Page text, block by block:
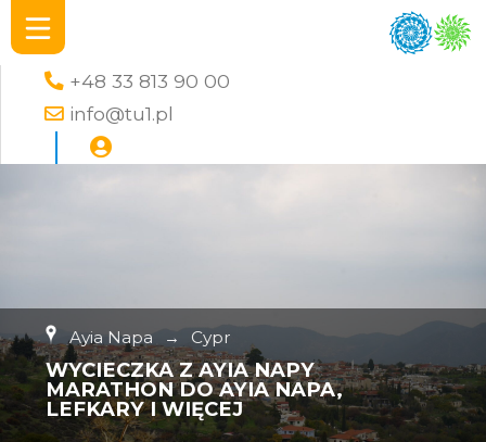
+48 33 813 90 00
info@tu1.pl
Ayia Napa → Cypr
WYCIECZKA Z AYIA NAPY
MARATHON DO AYIA NAPA,
LEFKARY I WIĘCEJ